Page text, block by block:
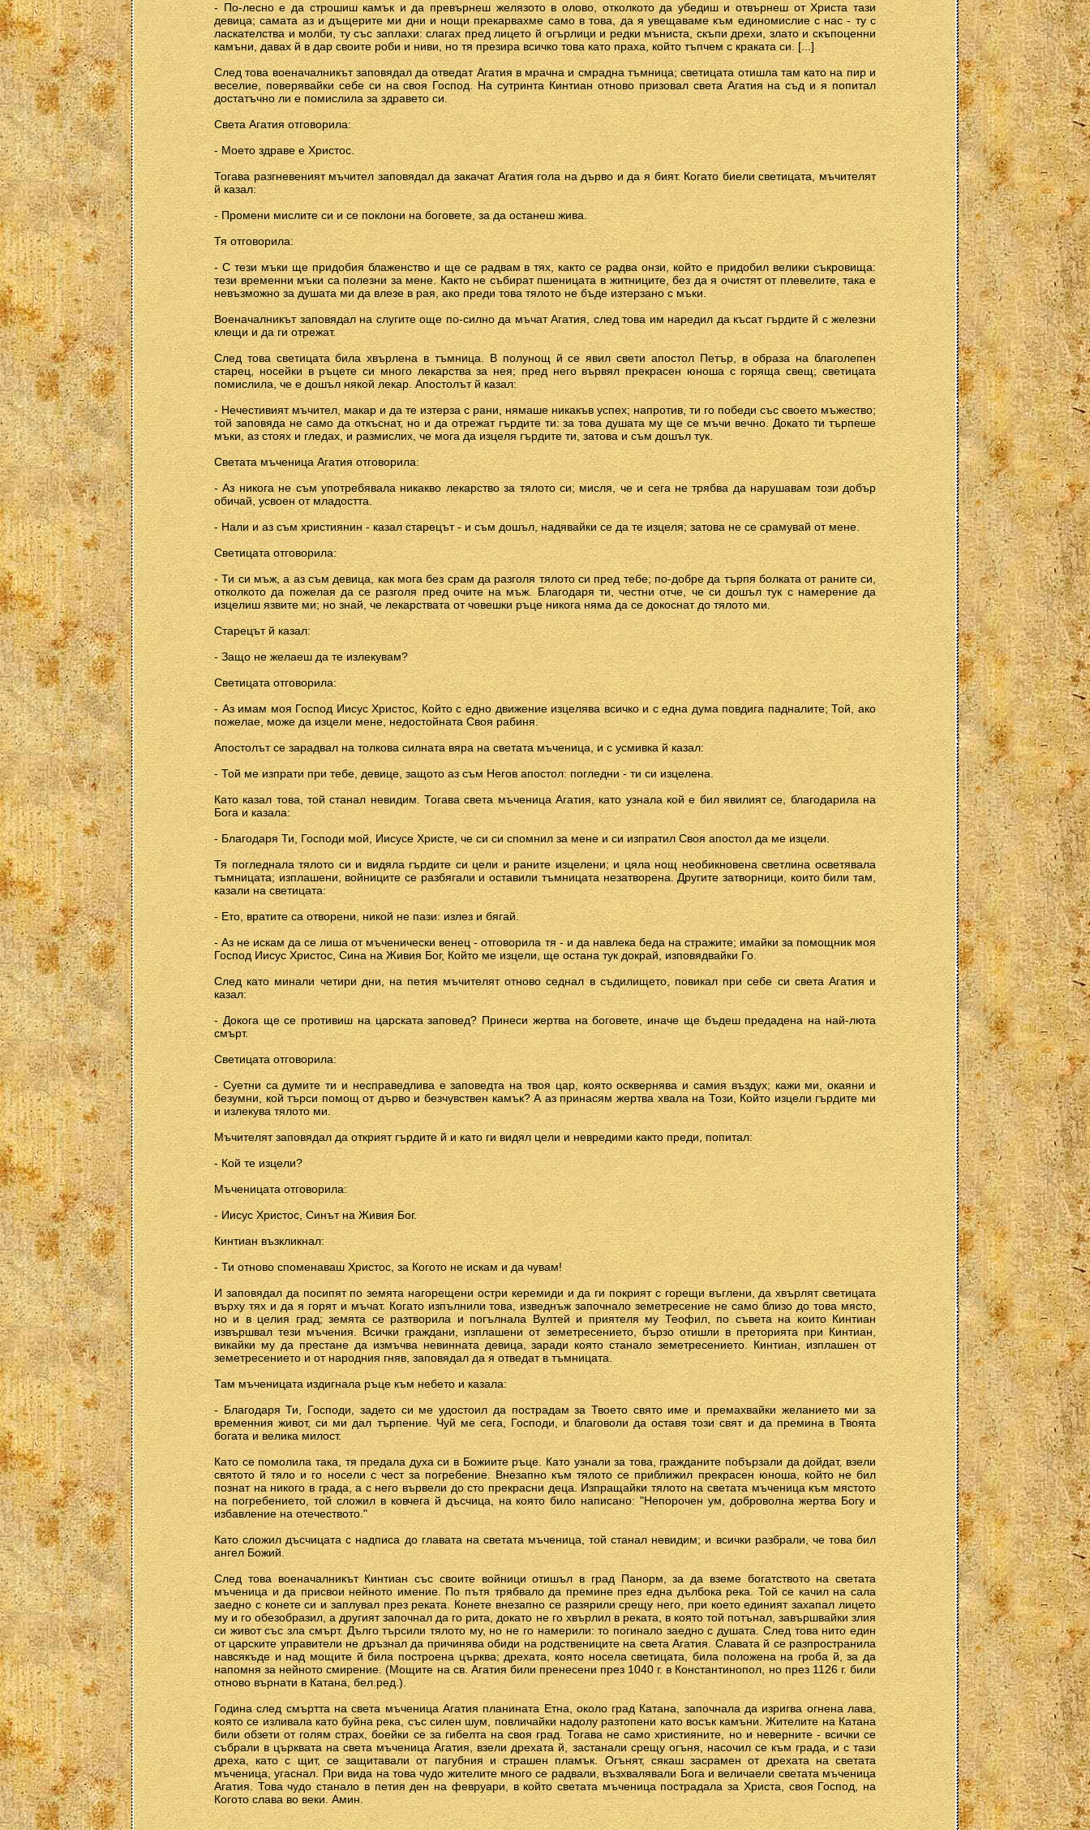
- По-лесно е да строшиш камък и да превърнеш желязото в олово, отколкото да убедиш и отвърнеш от Христа тази
девица; самата аз и дъщерите ми дни и нощи прекарвахме само в това, да я увещаваме към единомислие с нас - ту с
ласкателства и молби, ту със заплахи: слагах пред лицето й огърлици и редки мъниста, скъпи дрехи, злато и скъпоценни
камъни, давах й в дар своите роби и ниви, но тя презира всичко това като праха, който тъпчем с краката си. [...]
След това военачалникът заповядал да отведат Агатия в мрачна и смрадна тъмница; светицата отишла там като на пир и
веселие, поверявайки себе си на своя Господ. На сутринта Кинтиан отново призовал света Агатия на съд и я попитал
достатъчно ли е помислила за здравето си.
Света Агатия отговорила:
- Моето здраве е Христос.
Тогава разгневеният мъчител заповядал да закачат Агатия гола на дърво и да я бият. Когато биели светицата, мъчителят
й казал:
- Промени мислите си и се поклони на боговете, за да останеш жива.
Тя отговорила:
- С тези мъки ще придобия блаженство и ще се радвам в тях, както се радва онзи, който е придобил велики съкровища:
тези временни мъки са полезни за мене. Както не събират пшеницата в житниците, без да я очистят от плевелите, така е
невъзможно за душата ми да влезе в рая, ако преди това тялото не бъде изтерзано с мъки.
Военачалникът заповядал на слугите още по-силно да мъчат Агатия, след това им наредил да късат гърдите й с железни
клещи и да ги отрежат.
След това светицата била хвърлена в тъмница. В полунощ й се явил свети апостол Петър, в образа на благолепен
старец, носейки в ръцете си много лекарства за нея; пред него вървял прекрасен юноша с горяща свещ; светицата
помислила, че е дошъл някой лекар. Апостолът й казал:
- Нечестивият мъчител, макар и да те изтерза с рани, нямаше никакъв успех; напротив, ти го победи със своето мъжество;
той заповяда не само да откъснат, но и да отрежат гърдите ти: за това душата му ще се мъчи вечно. Докато ти търпеше
мъки, аз стоях и гледах, и размислих, че мога да изцеля гърдите ти, затова и съм дошъл тук.
Светата мъченица Агатия отговорила:
- Аз никога не съм употребявала никакво лекарство за тялото си; мисля, че и сега не трябва да нарушавам този добър
обичай, усвоен от младостта.
- Нали и аз съм християнин - казал старецът - и съм дошъл, надявайки се да те изцеля; затова не се срамувай от мене.
Светицата отговорила:
- Ти си мъж, а аз съм девица, как мога без срам да разголя тялото си пред тебе; по-добре да търпя болката от раните си,
отколкото да пожелая да се разголя пред очите на мъж. Благодаря ти, честни отче, че си дошъл тук с намерение да
изцелиш язвите ми; но знай, че лекарствата от човешки ръце никога няма да се докоснат до тялото ми.
Старецът й казал:
- Защо не желаеш да те излекувам?
Светицата отговорила:
- Аз имам моя Господ Иисус Христос, Който с едно движение изцелява всичко и с една дума повдига падналите; Той, ако
пожелае, може да изцели мене, недостойната Своя рабиня.
Апостолът се зарадвал на толкова силната вяра на светата мъченица, и с усмивка й казал:
- Той ме изпрати при тебе, девице, защото аз съм Негов апостол: погледни - ти си изцелена.
Като казал това, той станал невидим. Тогава света мъченица Агатия, като узнала кой е бил явилият се, благодарила на
Бога и казала:
- Благодаря Ти, Господи мой, Иисусе Христе, че си си спомнил за мене и си изпратил Своя апостол да ме изцели.
Тя погледнала тялото си и видяла гърдите си цели и раните изцелени; и цяла нощ необикновена светлина осветявала
тъмницата; изплашени, войниците се разбягали и оставили тъмницата незатворена. Другите затворници, които били там,
казали на светицата:
- Ето, вратите са отворени, никой не пази: излез и бягай.
- Аз не искам да се лиша от мъченически венец - отговорила тя - и да навлека беда на стражите; имайки за помощник моя
Господ Иисус Христос, Сина на Живия Бог, Който ме изцели, ще остана тук докрай, изповядвайки Го.
След като минали четири дни, на петия мъчителят отново седнал в съдилището, повикал при себе си света Агатия и
казал:
- Докога ще се противиш на царската заповед? Принеси жертва на боговете, иначе ще бъдеш предадена на най-люта
смърт.
Светицата отговорила:
- Суетни са думите ти и несправедлива е заповедта на твоя цар, която осквернява и самия въздух; кажи ми, окаяни и
безумни, кой търси помощ от дърво и безчувствен камък? А аз принасям жертва хвала на Този, Който изцели гърдите ми
и излекува тялото ми.
Мъчителят заповядал да открият гърдите й и като ги видял цели и невредими както преди, попитал:
- Кой те изцели?
Мъченицата отговорила:
- Иисус Христос, Синът на Живия Бог.
Кинтиан възкликнал:
- Ти отново споменаваш Христос, за Когото не искам и да чувам!
И заповядал да посипят по земята нагорещени остри керемиди и да ги покрият с горещи въглени, да хвърлят светицата
върху тях и да я горят и мъчат. Когато изпълнили това, изведнъж започнало земетресение не само близо до това място,
но и в целия град; земята се разтворила и погълнала Вултей и приятеля му Теофил, по съвета на които Кинтиан
извършвал тези мъчения. Всички граждани, изплашени от земетресението, бързо отишли в преторията при Кинтиан,
викайки му да престане да измъчва невинната девица, заради която станало земетресението. Кинтиан, изплашен от
земетресението и от народния гняв, заповядал да я отведат в тъмницата.
Там мъченицата издигнала ръце към небето и казала:
- Благодаря Ти, Господи, задето си ме удостоил да пострадам за Твоето свято име и премахвайки желанието ми за
временния живот, си ми дал търпение. Чуй ме сега, Господи, и благоволи да оставя този свят и да премина в Твоята
богата и велика милост.
Като се помолила така, тя предала духа си в Божиите ръце. Като узнали за това, гражданите побързали да дойдат, взели
святото й тяло и го носели с чест за погребение. Внезапно към тялото се приближил прекрасен юноша, който не бил
познат на никого в града, а с него вървели до сто прекрасни деца. Изпращайки тялото на светата мъченица към мястото
на погребението, той сложил в ковчега й дъсчица, на която било написано: "Непорочен ум, доброволна жертва Богу и
избавление на отечеството."
Като сложил дъсчицата с надписа до главата на светата мъченица, той станал невидим; и всички разбрали, че това бил
ангел Божий.
След това военачалникът Кинтиан със своите войници отишъл в град Панорм, за да вземе богатството на светата
мъченица и да присвои нейното имение. По пътя трябвало да премине през една дълбока река. Той се качил на сала
заедно с конете си и заплувал през реката. Конете внезапно се разярили срещу него, при което единият захапал лицето
му и го обезобразил, а другият започнал да го рита, докато не го хвърлил в реката, в която той потънал, завършвайки злия
си живот със зла смърт. Дълго търсили тялото му, но не го намерили: то погинало заедно с душата. След това нито един
от царските управители не дръзнал да причинява обиди на родствениците на света Агатия. Славата й се разпространила
навсякъде и над мощите й била построена църква; дрехата, която носела светицата, била положена на гроба й, за да
напомня за нейното смирение. (Moщите на св. Агатия били пренесени през 1040 г. в Константинопол, но през 1126 г. били
отново върнати в Катана, бел.ред.).
Година след смъртта на света мъченица Агатия планината Етна, около град Катана, започнала да изригва огнена лава,
която се изливала като буйна река, със силен шум, повличайки надолу разтопени като восък камъни. Жителите на Катана
били обзети от голям страх, боейки се за гибелта на своя град. Тогава не само християните, но и неверните - всички се
събрали в църквата на света мъченица Агатия, взели дрехата й, застанали срещу огъня, насочил се към града, и с тази
дреха, като с щит, се защитавали от пагубния и страшен пламък. Огънят, сякаш засрамен от дрехата на светата
мъченица, угаснал. При вида на това чудо жителите много се радвали, възхвалявали Бога и величаели светата мъченица
Агатия. Това чудо станало в петия ден на февруари, в който светата мъченица пострадала за Христа, своя Господ, на
Когото слава во веки. Амин.